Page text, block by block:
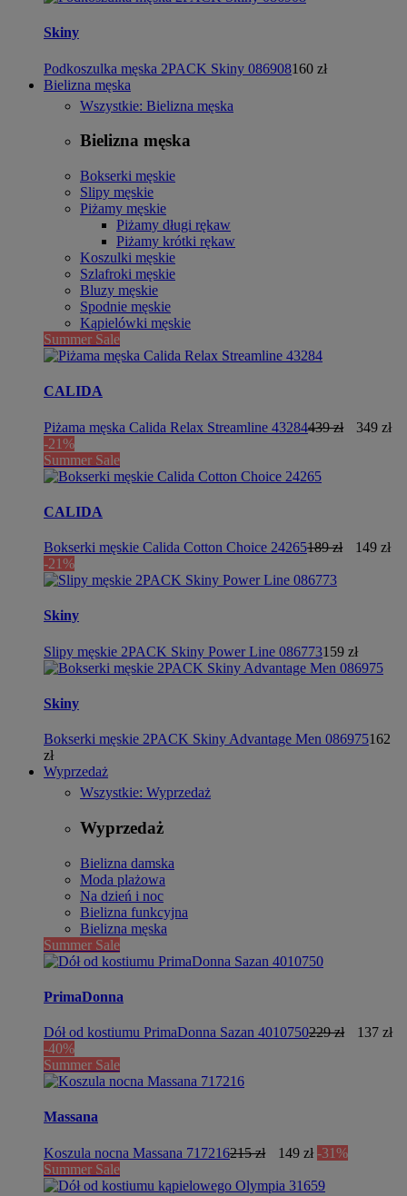
Skiny
Podkoszulka męska 2PACK Skiny 086908160 zł
Bielizna męska
Wszystkie: Bielizna męska
Bielizna męska
Bokserki męskie
Slipy męskie
Piżamy męskie
Piżamy długi rękaw
Piżamy krótki rękaw
Koszulki męskie
Szlafroki męskie
Bluzy męskie
Spodnie męskie
Kąpielówki męskie
Summer Sale
CALIDA
Piżama męska Calida Relax Streamline 43284439 zł
349 zł
-21%
Summer Sale
CALIDA
Bokserki męskie Calida Cotton Choice 24265189 zł
149 zł
-21%
Skiny
Slipy męskie 2PACK Skiny Power Line 086773159 zł
Skiny
Bokserki męskie 2PACK Skiny Advantage Men 086975162
zł
Wyprzedaż
Wszystkie: Wyprzedaż
Wyprzedaż
Bielizna damska
Moda plażowa
Na dzień i noc
Bielizna funkcyjna
Bielizna męska
Summer Sale
PrimaDonna
Dół od kostiumu PrimaDonna Sazan 4010750229 zł
137 zł
-40%
Summer Sale
Massana
Koszula nocna Massana 717216215 zł 149 zł -31%
Summer Sale